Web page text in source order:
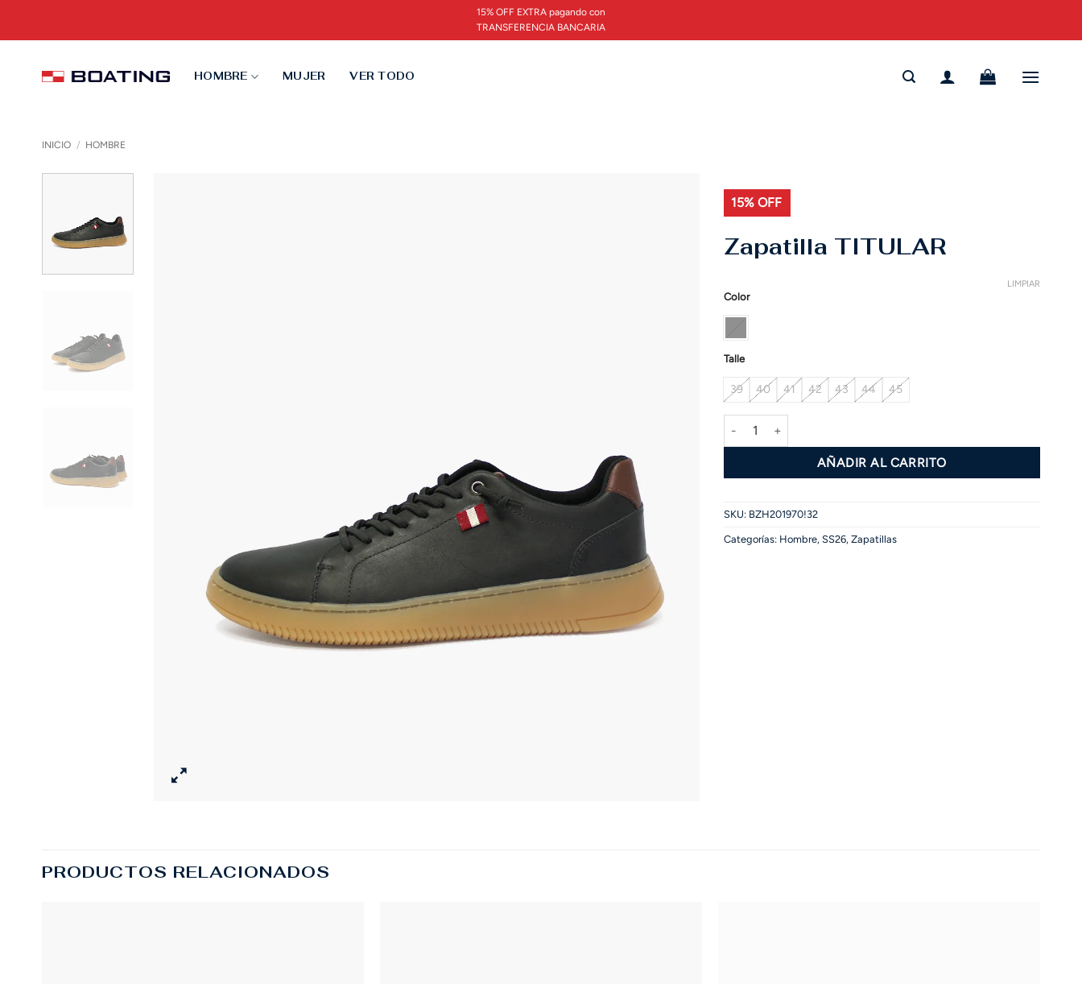
15% OFF EXTRA pagando con
TRANSFERENCIA BANCARIA
HOMBRE MUJER VER TODO
INICIO / HOMBRE
15% OFF
Zapatilla TITULAR
Color
Talle
39 40 41 42 43 44 45
LIMPIAR
Zapatilla TITULAR cantidad
AÑADIR AL CARRITO
SKU: BZH201970!32
Categorías: Hombre, SS26, Zapatillas
PRODUCTOS RELACIONADOS